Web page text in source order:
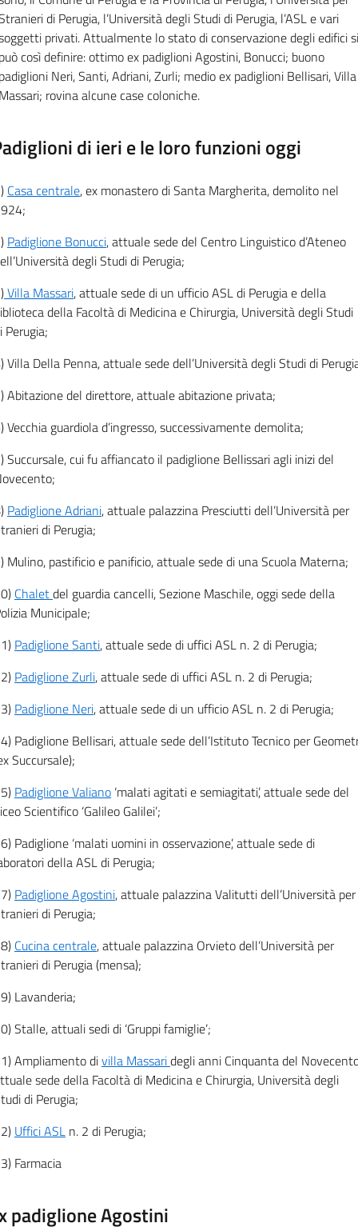
di Perugia, l’Università degli Studi di Perugia, l’ASL e vari
privati.Attualmente lo stato di conservazione degli edifici si
così definire:ottimo ex padiglioni Agostini, Bonucci; buono
Neri, Santi, Adriani, Zurli; medio ex padiglioni Bellisari, Villa
rovina alcune case coloniche.
di ieri e le loro funzioni oggi
Casa centrale, ex monastero di Santa Margherita, demolito nel
Padiglione Bonucci, attuale sede del Centro Linguistico d’Ateneo
degli Studi di Perugia;
Villa Massari, attuale sede di un ufficio ASL di Perugia e della
della Facoltà di Medicina e Chirurgia, Università degli Studi
Perugia;
Villa Della Penna, attuale sede dell’Università degli Studi di
Abitazione del direttore, attuale abitazione privata;
Vecchia guardiola d’ingresso, successivamente demolita;
Succursale, cui fu affiancato il padiglione Bellissari agli inizi del
Padiglione Adriani, attuale palazzina Presciutti dell’Università per
di Perugia;
Mulino, pastificio e panificio, attuale sede di una Scuola Materna;
Chaletdel guardia cancelli, Sezione Maschile, oggi sede della
Municipale;
Padiglione Santi, attuale sede di uffici ASL n. 2 di Perugia;
Padiglione Zurli, attuale sede di uffici ASL n. 2 di Perugia;
Padiglione Neri, attuale sede di un ufficio ASL n. 2 di Perugia;
Padiglione Bellisari, attuale sede dell’Istituto Tecnico per
Succursale);
Padiglione Valiano ‘malati agitati e semiagitati’, attuale sede del
Scientifico ‘Galileo Galilei’;
Padiglione ‘malati uomini in osservazione’, attuale sede di
della ASL di Perugia;
Padiglione Agostini, attuale palazzina Valitutti dell’Università per
di Perugia;
Cucina centrale, attuale palazzina Orvieto dell’Università per
di Perugia (mensa);
Lavanderia;
Stalle, attuali sedi di ‘Gruppi famiglie’;
Ampliamento divilla Massaridegli anni Cinquanta del
sede della Facoltà di Medicina e Chirurgia, Università degli
di Perugia;
Uffici ASL n. 2 di Perugia;
Farmacia
padiglione Agostini